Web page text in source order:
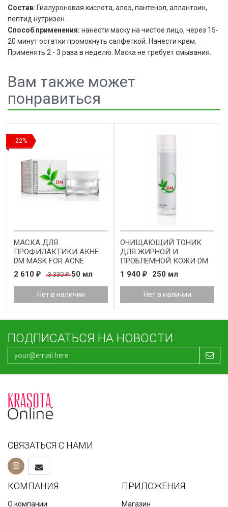
Состав: Гиалуроновая кислота, алоэ, пантенол, аллантоин,
пептид нутризен.
Способ применения: нанести маску на чистое лицо, через 15-
20 минут остатки промокнуть салфеткой. Нанести крем.
Применять 2 - 3 раза в неделю. Маска не требует смывания.
Вам также может
понравиться
-22%
МАСКА ДЛЯ
ПРОФИЛАКТИКИ АКНЕ
DM MASK FOR ACNE
PREVENTION ONmacabim
2 610 ₽ 3 330₽ 50 мл
Нет в наличии
ОЧИЩАЮЩИЙ ТОНИК
ДЛЯ ЖИРНОЙ И
ПРОБЛЕМНОЙ КОЖИ DM
CLEANSING TONIC FOR
OILY AND PROBLEMATIC
SKIN ONmacabim 1
1 940 ₽ 250 мл
Нет в наличии
ПОДПИСАТЬСЯ НА НОВОСТИ
СВЯЗАТЬСЯ С НАМИ
КОМПАНИЯ
О компании
ПРИЛОЖЕНИЯ
Магазин